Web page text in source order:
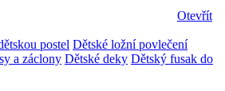
Otevřít
postel Dětské ložní povlečení
a záclony Dětské deky Dětský fusak do